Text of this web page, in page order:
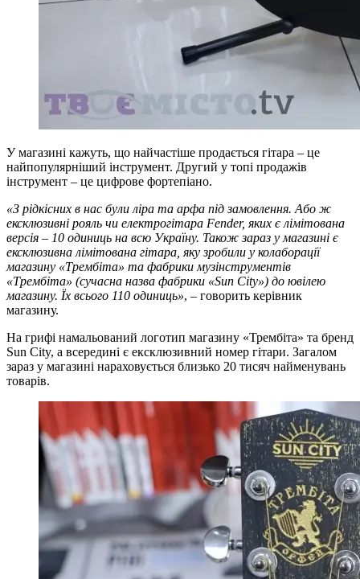
У магазині кажуть, що найчастіше продається гітара – це
найпопулярніший інструмент. Другий у топі продажів
інструмент – це цифрове фортепіано.
«З рідкісних в нас були ліра та арфа під замовлення. Або ж
ексклюзивні рояль чи електрогітара Fender, яких є лімітована
версія – 10 одиниць на всю Україну. Також зараз у магазині є
ексклюзивна лімітована гітара, яку зробили у колаборації
магазину «Трембіта» та фабрики музінструментів
«Трембіта» (сучасна назва фабрики «Sun City») до ювілею
магазину. Їх всього 110 одиниць», – говорить керівник
магазину.
На грифі намальований логотип магазину «Трембіта» та бренд
Sun City, а всередині є ексклюзивний номер гітари. Загалом
зараз у магазині нараховується близько 20 тисяч найменувань
товарів.